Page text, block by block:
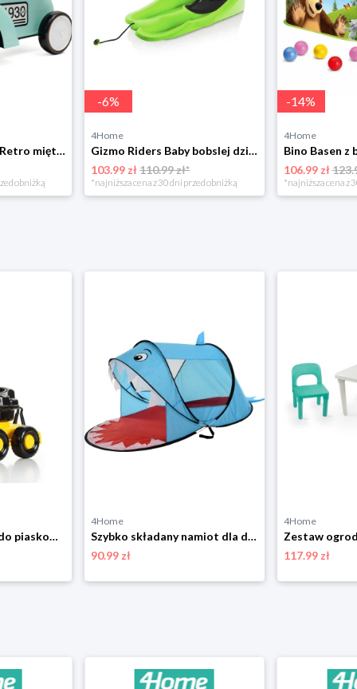
Leżaczek Baby Mix Retro miętowy, 27 x 25 x 58 cm 4-Home
obniżką
-6%
4Home
Gizmo Riders Baby bobslej dziecięcy, mystic zielony 4-Home
103.99 zł110.99 zł*
*najniższa cena z 30 dni przed obniżką
-14%
4Home
106.99 zł
*najniższa cena z
Dziecięca koparka do piaskownicy, 72 cm cm 4-Home
4Home
Szybko składany namiot dla dzieci z ochroną UV50+, dekor rekina, 182 x 100 x wys. 86 cm 4-Home
90.99 zł
4Home
117.99 zł